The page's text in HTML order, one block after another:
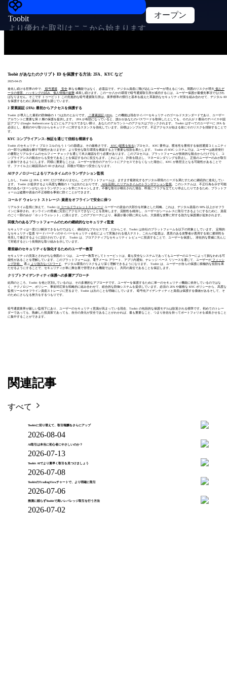
Toobit
より優れた取引はここから始まります
オープン
Toobit があなたのクリプト ID を保護する方法: 2FA、KYC など
2025-04-25
進化し続ける世界の中で、 暗号通貨、 安全単なる機能ではなく、必需品です。デジタル資産に飛び込むユーザーが増えるにつれ、周囲のリスクが増大個人デ
ータの侵害、ハッキングの試み、個人情報の盗難成長し続けます。この一か八かの環境で暗号通貨取引所が成功するには、ユーザー保護が最優先事項でなけれ
ばなりません。そこです トゥービット この先進的な暗号通貨取引所は、業界標準の慣行と基本を超えた革新的なセキュリティ対策を組み合わせて、デジタル ID
を保護するために真剣な措置を講じています。
2 要素認証 (2FA): 最初からアクセスを保護する
Toobit が導入した最初の防御線の 1 つは次のとおりです。 二要素認証 (2FA)。この機能は現在サイバーセキュリティのゴールドスタンダードであり、ユーザー
アカウントに重要な第 2 層の保護を提供します。 2FA が有効になっていると、誰かがあなたのパスワードを取得したとしても、その人が 2 番目のデバイスや認
証アプリ (Google Authenticator など) にもアクセスできない限り、あなたのアカウントへのアクセスはブロックされます。 Toobit はすべてのユーザーに 2FA を
必須とし、最初のやり取りからセキュリティに対するスタンスを強化しています。目標はシンプルです。不正アクセスが始まる前にそのリスクを排除することで
す。
KYC コンプライアンス: 検証を通じて信頼を構築する
Toobit のセキュリティ プロトコルのもう 1 つの基礎は、その厳格さです。 KYC (顧客を知る)プロセス。 KYC 要件は、匿名性を重視する仮想通貨コミュニティ
の一部では物議を醸す可能性がありますが、より安全な取引環境を構築する上で重要な役割を果たします。 Toobit の KYC システムでは、ユーザーは政府発行
の書類とリアルタイムのセルフィー チェックを通じて本人確認を行う必要があります。このプロセスは、プラットフォームが技術的な観点からだけでなく、コ
ンプライアンスの観点からも安全であることを保証するのに役立ちます。これにより、詐欺を阻止し、マネーロンダリングを防止し、正規のユーザーのみが取引
に参加できるようにします。同様に重要なことは、ユーザーが自分のアカウントにアクセスできなくなった場合に、KYC が救世主となる可能性があることで
す。ファイル上に確認済みの ID があれば、回復が可能かつ安全になります。
AIテクノロジーによるリアルタイムのトランザクション監視
しかし、Toobit は 2FA と KYC だけで終わりません。このプラットフォームは、ますます複雑化するデジタル環境のニーズを満たすために継続的に進化してい
ます。 Toobit が提供するより高度な機能の 1 つは次のとおりです。
AIを活用したリアルタイムのトランザクション監視。このシステムは、不正行為を示す可能
性のあるパターンがないかトランザクションを常にスキャンします。不審な取引が検出された場合、即座にフラグを立てたり停止したりできるため、プラットフ
ォームは盗難や資金の不正移動を事前に防ぐことができます。
コールド ウォレット ストレージ: 資産をオフラインで安全に保つ
リアルタイム監視に加えて、Toobit は コールドウォレットストレージユーザーの資金の大部分を対象とした戦略。これは、デジタル資産の 90% 以上がオフラ
インに保存され、オンラインの脅威に完全にアクセスできないことを意味します。流動性を維持し、ユーザーがシームレスに取引できるようにするために、資産
のごく一部のみが「ホットウォレット」に残ります。このアプローチにより、暴露が最小限に抑えられ、大規模な攻撃に対する強力な保護層が追加されます。
回復力のあるプラットフォームのための継続的なセキュリティ監査
セキュリティは一度だけ解決できるものではなく、継続的なプロセスです。だからこそ、Toobit は自社のプラットフォームを以下の対象としています。 定期的
なセキュリティ監査 サードパーティのサイバーセキュリティ会社によって実施される侵入テスト。これらの監査は、悪意のある攻撃者が悪用する前に脆弱性を
発見して修正するように設計されています。 Toobit は、プロアクティブなセキュリティ レビューに投資することで、ユーザーを保護し、潜在的な脅威に先んじ
て対処するという長期的な取り組みを示しています。
最前線のセキュリティを強化するためのユーザー教育
セキュリティの見落とされがちな側面の 1 つは、 ユーザー教育そしてトゥービットは、最も安全なシステムであってもユーザーのエラーによって損なわれる可
能性があることを理解しています。このプラットフォームは、電子メール アラート、アプリ内通知、ナレッジ ベース リソースを通じて、ユーザーがフィッシ
ング詐欺、
選ぶより強力なパスワード 、デジタル環境のリスクをより深く理解できるようになります。 Toobit は、ユーザーが自らの保護に積極的な役割を果
たせるようにすることで、セキュリティが単に舞台裏で管理される機能ではなく、共同の責任であることを保証します。
クリプトアイデンティティ保護への多層アプローチ
結局のところ、Toobit を他と区別しているのは、その多層的なアプローチです。ユーザーを保護するために単一のセキュリティ機能に依存しているのではな
く、テクノロジー、ポリシー、事前対応策を戦略的に組み合わせて、総合的な防御システムを提供しています。必須の 2FA や厳格な KYC ポリシーから、高度な
監視ツールやオフライン資産ストレージに至るまで、Toobit は次のことを明確にしています。 暗号化アイデンティティと資産は保護する価値があるそして、そ
のためにさらなる努力をするつもりです。
暗号通貨業界が厳しい監視下にあり、ユーザーのセキュリティ意識が高まっている現在、Toobit の包括的な保護モデルは歓迎される標準です。初めてのトレー
ダーであっても、熟練した投資家であっても、自分の身元が安全であることがわかれば、最も重要なこと、つまり自信を持ってポートフォリオを成長させること
に集中することができます。
関連記事
すべて
Toobitに切り替えて、取引報酬をさらにアップ
2026-08-04
AI取引は本当に初心者にやさしいのか？
2026-07-13
Toobit AIでより素早く取引を見つけましょう
2026-07-08
ToobitのTradingViewチャートで、より明確に取引
2026-07-06
推測に頼らずToobitで高いレバレッジ取引を行う方法
2026-07-02